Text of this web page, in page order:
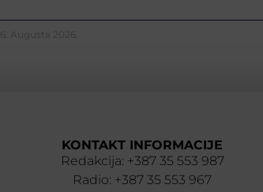
6. Augusta 2026.
KONTAKT INFORMACIJE
Redakcija: +387 35 553 987
Radio: +387 35 553 967